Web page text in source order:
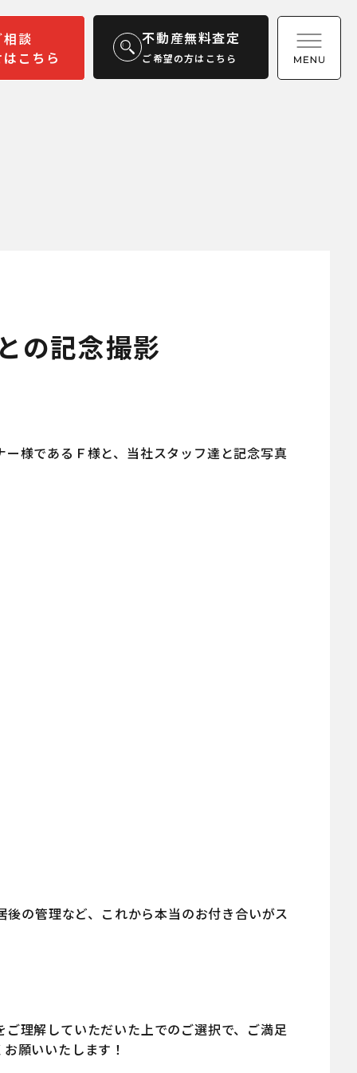
談
こちら
不動産無料査定
ご希望の方はこちら
の記念撮影
様であるＦ様と、当社スタッフ達と記念写真
後の管理など、これから本当のお付き合いがス
理解していただいた上でのご選択で、ご満足
願いいたします！